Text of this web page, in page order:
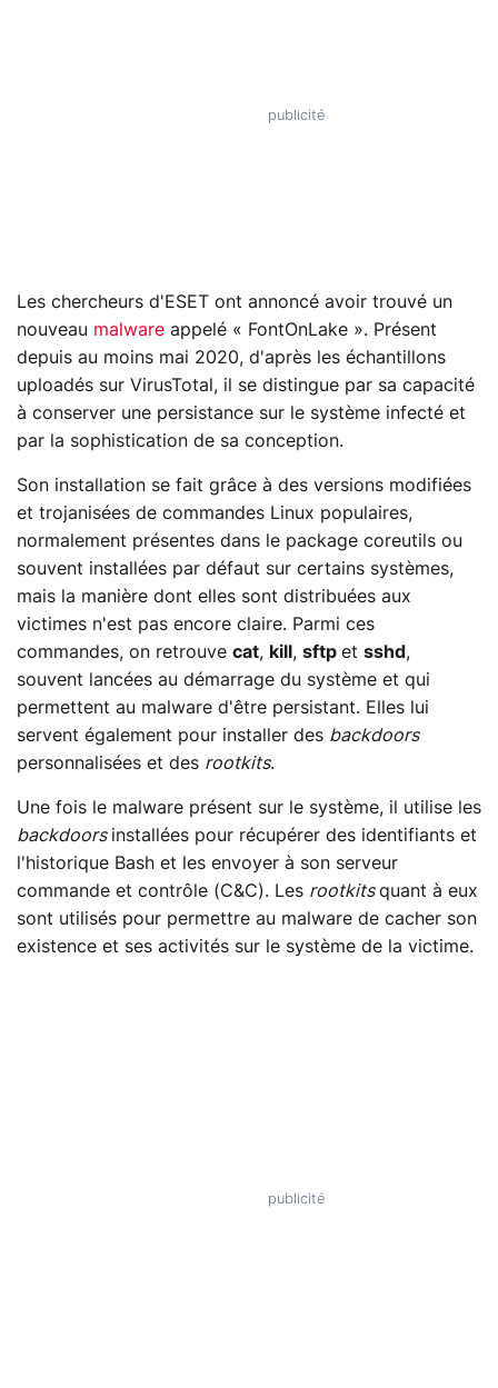
Les chercheurs d'ESET ont annoncé avoir trouvé un
nouveau malware appelé « FontOnLake ». Présent
depuis au moins mai 2020, d'après les échantillons
uploadés sur VirusTotal, il se distingue par sa capacité
à conserver une persistance sur le système infecté et
par la sophistication de sa conception.
Son installation se fait grâce à des versions modifiées
et trojanisées de commandes Linux populaires,
normalement présentes dans le package coreutils ou
souvent installées par défaut sur certains systèmes,
mais la manière dont elles sont distribuées aux
victimes n'est pas encore claire. Parmi ces
commandes, on retrouve cat, kill , sftp et sshd ,
souvent lancées au démarrage du système et qui
permettent au malware d'être persistant. Elles lui
servent également pour installer des backdoors
personnalisées et des rootkits.
Une fois le malware présent sur le système, il utilise les
backdoors installées pour récupérer des identifiants et
l'historique Bash et les envoyer à son serveur
commande et contrôle (C&C). Les rootkitsquant à eux
sont utilisés pour permettre au malware de cacher son
existence et ses activités sur le système de la victime.